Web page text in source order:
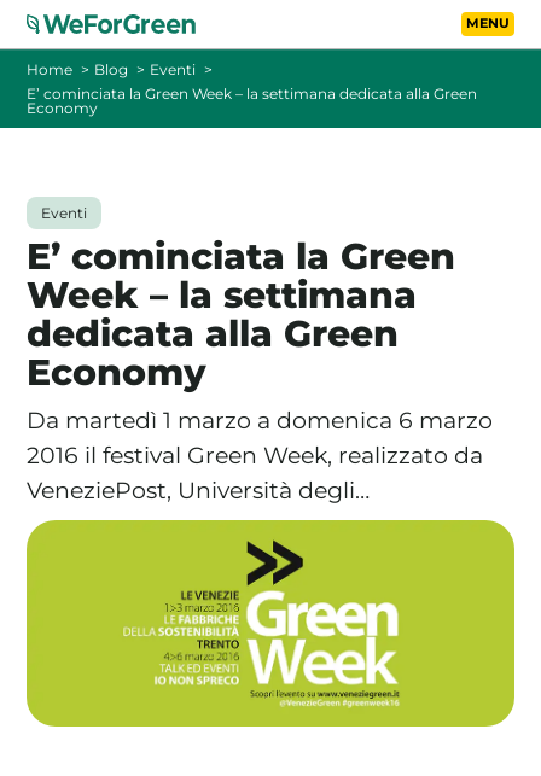
Vai al contenuto
La tua cooperativa energetica sostenibile
Aderisci a WeForGreen
TARIFFE
FOTOVOLTAICO A DISTANZA
FAQ
BLOG
CONTATTI
PASSA A WEFORGREEN
Home Blog
Eventi
E’ cominciata la Green Week – la settimana dedicata alla Green
Economy
Eventi
E’ cominciata la Green
Week – la settimana
dedicata alla Green
Economy
Da martedì 1 marzo a domenica 6 marzo
2016 il festival Green Week, realizzato da
VeneziePost, Università degli…